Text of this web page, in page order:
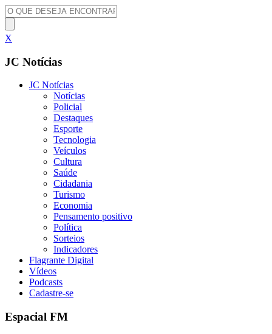
X
JC Notícias
JC Notícias
Notícias
Policial
Destaques
Esporte
Tecnologia
Veículos
Cultura
Saúde
Cidadania
Turismo
Economia
Pensamento positivo
Política
Sorteios
Indicadores
Flagrante Digital
Vídeos
Podcasts
Cadastre-se
Espacial FM